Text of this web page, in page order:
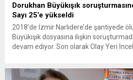
Dorukhan Büyükışık
Sayı 25’e yükseldi
2018’de İzmir Narlıdere’de şantiyede
Büyükışık dosyasına ilişkin
devam ediyor. Son olarak Olay Yeri
bulunan Dorukhan Büyükışık’a ilişkin